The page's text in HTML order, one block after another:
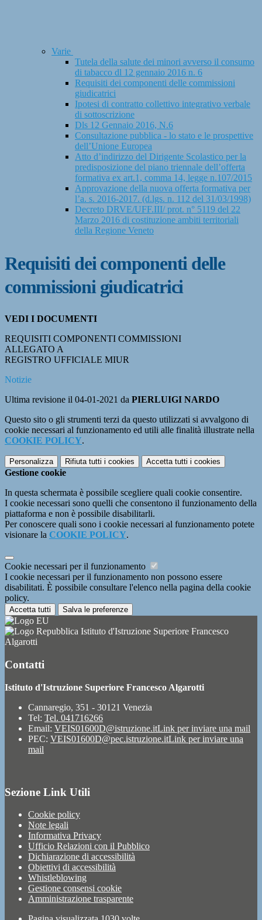
Varie
Tutela della salute dei minori avverso il consumo
di tabacco dl 12 gennaio 2016 n. 6
Requisiti dei componenti delle commissioni
giudicatrici
Ipotesi di contratto collettivo integrativo verbale
di sottoscrizione
Dls 12 Gennaio 2016, N.6
Consultazione pubblica - lo stato e le prospettive
dell’Unione Europea
Atto d’indirizzo del Dirigente Scolastico per la
predisposizione del piano triennale dell’offerta
formativa ex art.1, comma 14, legge n.107/2015
Approvazione della nuova offerta formativa per
l’a. s. 2016-2017. (d.lgs. n. 112 del 31/03/1998)
Decreto DRVE/UFF.III/ prot. n° 5119 del 22
Marzo 2016 di costituzione ambiti territoriali
della Regione Veneto
Requisiti dei componenti delle
commissioni giudicatrici
VEDI I DOCUMENTI
REQUISITI COMPONENTI COMMISSIONI
ALLEGATO A
REGISTRO UFFICIALE MIUR
Notizie
Ultima revisione il 04-01-2021 da PIERLUIGI NARDO
Questo sito o gli strumenti terzi da questo utilizzati si avvalgono di
cookie necessari al funzionamento ed utili alle finalità illustrate nella
COOKIE POLICY.
Personalizza Rifiuta tutti i cookies Accetta tutti i cookies
Gestione cookie
In questa schermata è possibile scegliere quali cookie consentire.
I cookie necessari sono quelli che consentono il funzionamento della
piattaforma e non è possibile disabilitarli.
Per conoscere quali sono i cookie necessari al funzionamento potete
visionare la COOKIE POLICY.
Cookie necessari per il funzionamento
I cookie necessari per il funzionamento non possono essere
disabilitati. È possibile consultare l'elenco nella pagina della cookie
policy.
Accetta tutti Salva le preferenze
Istituto d'Istruzione Superiore Francesco
Algarotti
Contatti
Istituto d'Istruzione Superiore Francesco Algarotti
Cannaregio, 351 - 30121 Venezia
Tel: Tel. 041716266
Email: VEIS01600D@istruzione.itLink per inviare una mail
PEC: VEIS01600D@pec.istruzione.itLink per inviare una
mail
Sezione Link Utili
Cookie policy
Note legali
Informativa Privacy
Ufficio Relazioni con il Pubblico
Dichiarazione di accessibilità
Obiettivi di accessibilità
Whistleblowing
Gestione consensi cookie
Amministrazione trasparente